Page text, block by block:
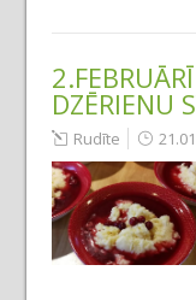
DZĒRIENU
Rudīte